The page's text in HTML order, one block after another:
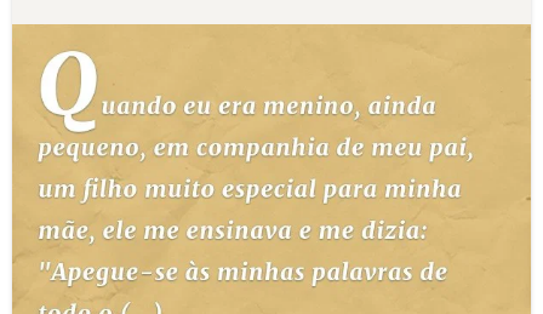
TEMAS
PERGUNTE À BÍBLIA
TERMO BÍBLICO JOGOS
QUEM SOMOS
LOJA BÍBLIAON